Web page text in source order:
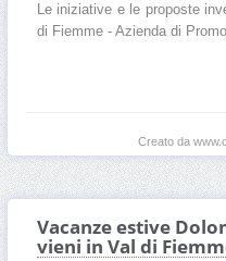
Le iniziative e le proposte
di Fiemme - Azienda di
Creato da
Vacanze estive
vieni in Val di